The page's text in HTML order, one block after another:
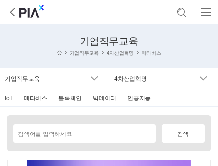
기업직무교육
기업직무교육 4차산업혁명 메타버스
기업직무교육 4차산업혁명
IoT 메타버스 블록체인 빅데이터 인공지능